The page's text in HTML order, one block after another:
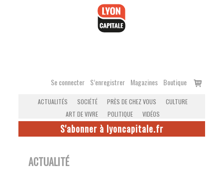
Se connecter S’enregistrer Magazines Boutique
Voir
ACTUALITÉS SOCIÉTÉ PRÈS DE CHEZ VOUS
CULTURE
ART DE VIVRE
POLITIQUE VIDÉOS
S'abonner à lyoncapitale.fr
ACTUALITÉ